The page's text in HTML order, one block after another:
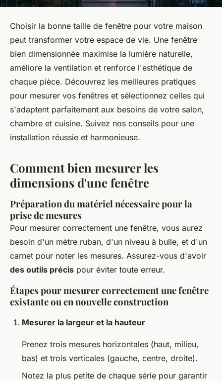
Choisir la bonne taille de fenêtre pour votre maison
peut transformer votre espace de vie. Une fenêtre
bien dimensionnée maximise la lumière naturelle,
améliore la ventilation et renforce l'esthétique de
chaque pièce. Découvrez les meilleures pratiques
pour mesurer vos fenêtres et sélectionnez celles qui
s'adaptent parfaitement aux besoins de votre salon,
chambre et cuisine. Suivez nos conseils pour une
installation réussie et harmonieuse.
Comment bien mesurer les
dimensions d'une fenêtre
Préparation du matériel nécessaire pour la
prise de mesures
Pour mesurer correctement une fenêtre, vous aurez
besoin d'un mètre ruban, d'un niveau à bulle, et d'un
carnet pour noter les mesures. Assurez-vous d'avoir
des outils précis pour éviter toute erreur.
Étapes pour mesurer correctement une fenêtre
existante ou en nouvelle construction
Mesurer la largeur et la hauteur
Prenez trois mesures horizontales (haut, milieu,
bas) et trois verticales (gauche, centre, droite).
Notez la plus petite de chaque série pour garantir